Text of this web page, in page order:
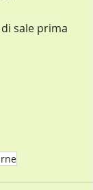
sale prima